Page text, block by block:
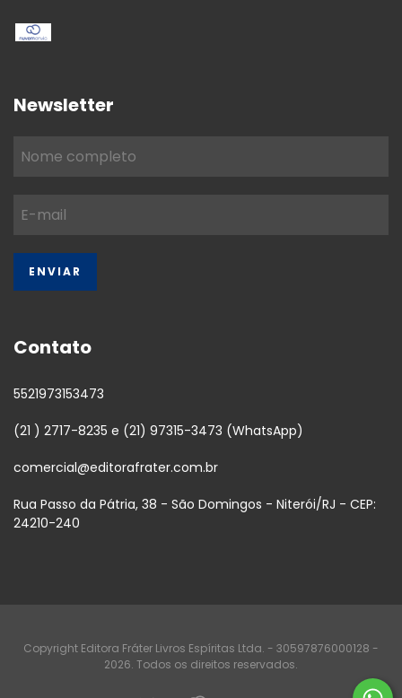
Newsletter
Contato
5521973153473
(21 ) 2717-8235 e (21) 97315-3473 (WhatsApp)
comercial@editorafrater.com.br
Rua Passo da Pátria, 38 - São Domingos - Niterói/RJ - CEP:
24210-240
Copyright Editora Fráter Livros Espíritas Ltda. - 30597876000128 -
2026. Todos os direitos reservados.